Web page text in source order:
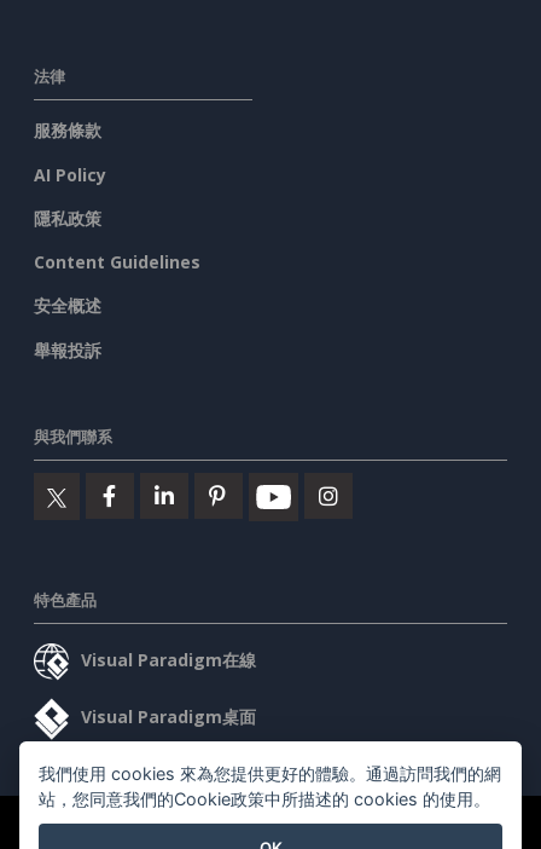
法律
服務條款
AI Policy
隱私政策
Content Guidelines
安全概述
舉報投訴
與我們聯系
特色產品
Visual Paradigm在線
Visual Paradigm桌面
©2026 by Visual Paradigm. 版權所有。
我們使用 cookies 來為您提供更好的體驗。通過訪問我們的網
站，您同意我們的Cookie政策中所描述的 cookies 的使用。